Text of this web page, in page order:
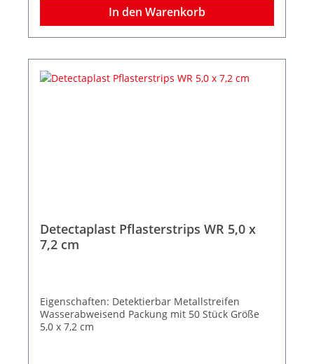
In den Warenkorb
Detectaplast Pflasterstrips WR 5,0 x
7,2 cm
Eigenschaften: Detektierbar Metallstreifen
Wasserabweisend Packung mit 50 Stück Größe
5,0 x 7,2 cm